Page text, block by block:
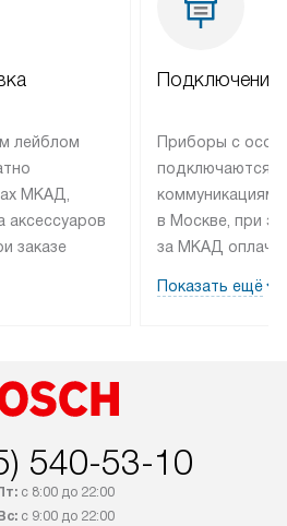
лейблом
МКАД,
аксессуаров
заказе
могут
заказ»,
его
сайта.
Подключение
Приборы с
подключаются к
коммуникациям
в Москве, при
за МКАД
партнера
по монтажу
Показать ещё
540-53-10
с 8:00 до 22:00
с 9:00 до 22:00